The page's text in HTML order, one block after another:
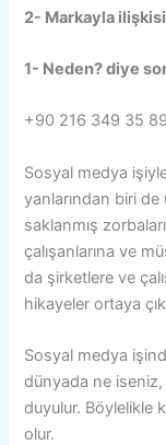
2- Markayla
1- Neden? diye
+90 216 349 35 89
Sosyal medya
yanlarından biri de
saklanmış
çalışanlarına ve
da şirketlere ve
hikayeler ortaya
Sosyal medya
dünyada ne
duyulur. Böylelikle
olur.